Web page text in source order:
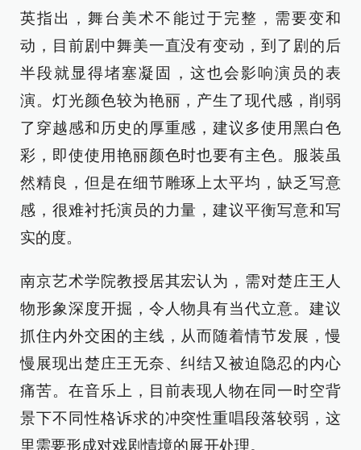
英指出，舞台美术不能过于完整，需要变和
动，目前剧中舞美一直没有变动，到了剧的后
半段就显得堵塞凝固，这也会影响演员的表
演。灯光颜色较为艳丽，产生了现代感，削弱
了穿越感和历史的厚重感，建议多使用黑白色
彩，即使使用艳丽颜色时也要有主色。服装虽
然精良，但是在细节雕琢上太平均，缺乏写意
感，很难衬托演员的力量，建议平衡写意和写
实的度。
南京艺术学院教授居其宏认为，需对楚庄王人
物形象深度开掘，令人物具有当代立意。建议
抓住内外交困的主线，从而随着情节发展，慢
慢展现出楚庄王无奈、纠结又被迫隐忍的内心
痛苦。在音乐上，目前表现人物在同一时空背
景下不同性格诉求的冲突性重唱段落较弱，这
里需要形成对戏剧情境的展开处理。